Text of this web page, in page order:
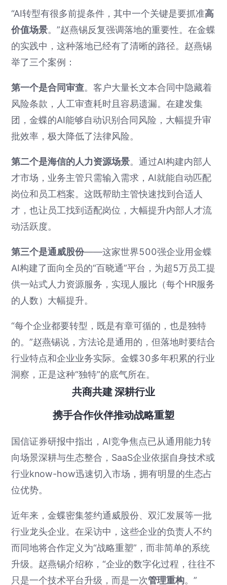
“AI转型有很多前提条件，其中一个关键是要抓准高
价值场景。”赵燕锡反复强调落地的重要性。在金蝶
的实践中，这种落地已经有了清晰的路径。赵燕锡
举了三个案例：
第一个是合同审查。客户大量长文本合同中隐藏着
风险条款，人工审查耗时且容易遗漏。在建发集
团，金蝶的AI能够自动识别合同风险，大幅提升审
批效率，极大降低了法律风险。
第二个是海信的人力资源场景。通过AI构建内部人
才市场，业务主管只需输入需求，AI就能自动匹配
岗位和员工档案。这既帮助主管快速找到合适人
才，也让员工找到适配岗位，大幅提升内部人才流
动活跃度。
第三个是通威股份——这家世界500强企业用金蝶
AI构建了面向全员的“百晓通”平台，为超5万员工提
供一站式人力资源服务，实现人服比（每个HR服务
的人数）大幅提升。
“每个企业都要转型，既是有章可循的，也是独特
的。”赵燕锡说，方法论是通用的，但落地时要结合
行业特点和企业业务实际。金蝶30多年积累的行业
洞察，正是这种“独特”的底气所在。
共商共建 深耕行业
携手合作伙伴推动战略重塑
国信证券研报中指出，AI竞争焦点已从通用能力转
向场景深耕与生态整合，SaaS企业依据自身技术或
行业know-how迅速切入市场，拥有明显的生态占
位优势。
近年来，金蝶密集签约通威股份、双汇发展等一批
行业龙头企业。在采访中，这些企业的负责人不约
而同地将合作定义为“战略重塑”，而非简单的系统
升级。赵燕锡介绍称，“企业的数字化过程，往往不
只是一个技术平台升级，而是一次管理重构。”